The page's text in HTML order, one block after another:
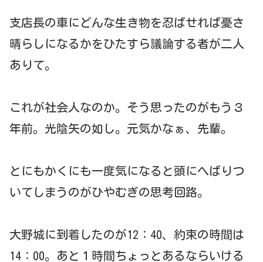
支店長の車にどんな生き物を忍ばせれば憂さ
晴らしになるかをひたすら議論する者が二人
ありて。
これが社会人なのか。そう思ったのがもう３
年前。光陰矢の如し。元気かなぁ、先輩。
とにもかくにも一度気になると頭にへばりつ
いてしまうのがひやむぎの思考回路。
大野城に到着したのが12：40、約束の時間は
14：00。あと１時間ちょっとあるならいける